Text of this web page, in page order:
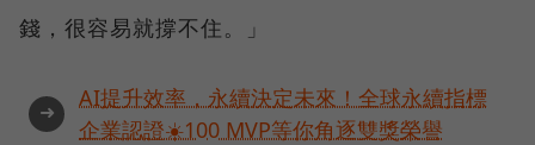
錢，很容易就撐不住。」
➜
AI提升效率，永續決定未來！全球永續指標
企業認證☀️100 MVP等你角逐雙獎榮譽